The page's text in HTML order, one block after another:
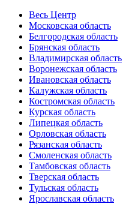
Весь Центр
Московская область
Белгородская область
Брянская область
Владимирская область
Воронежская область
Ивановская область
Калужская область
Костромская область
Курская область
Липецкая область
Орловская область
Рязанская область
Смоленская область
Тамбовская область
Тверская область
Тульская область
Ярославская область